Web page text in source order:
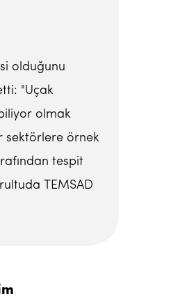
olduğunu
"Uçak
olmak
sektörlere örnek
tespit
TEMSAD